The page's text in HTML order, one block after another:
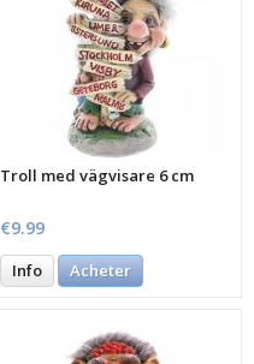
Troll med vägvisare 6 cm
€9.99
Info Acheter